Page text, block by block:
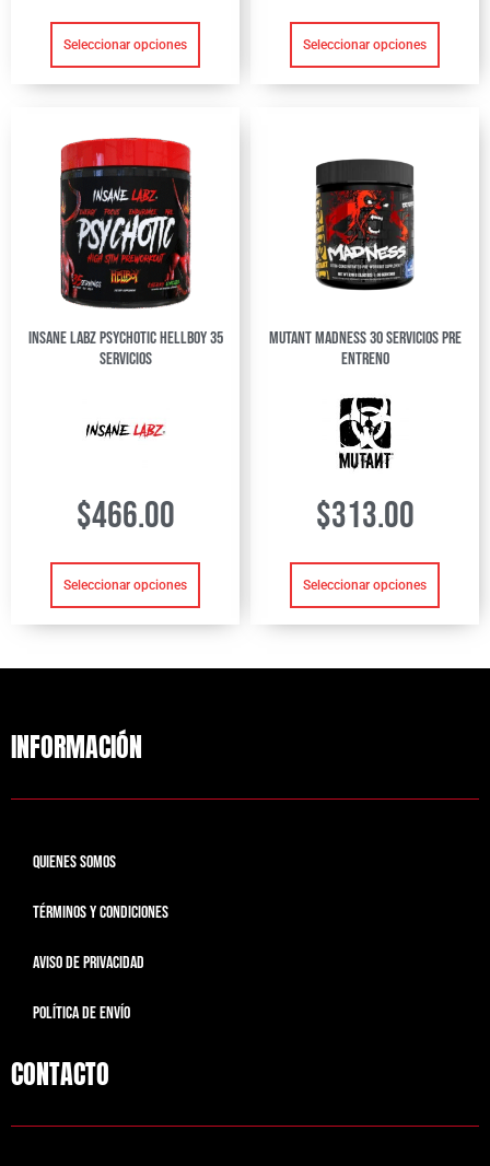
Seleccionar opciones Seleccionar opciones
Insane Labz Psychotic Hellboy 35
servicios
$466.00
Seleccionar opciones
Mutant madness 30 servicios pre
entreno
$313.00
Seleccionar opciones
INFORMACIÓN
QUIENES SOMOS
TÉRMINOS Y CONDICIONES
AVISO DE PRIVACIDAD
POLÍTICA DE ENVÍO
CONTACTO